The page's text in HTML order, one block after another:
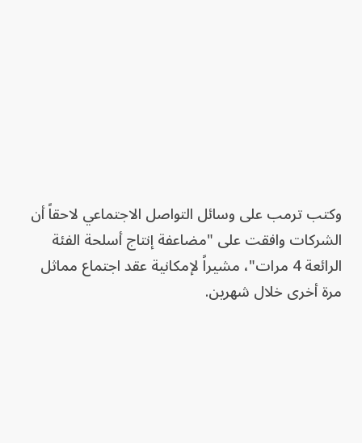
وكتب ترمب على وسائل التواصل الاجتماعي لاحقاً أن
الشركات وافقت على "مضاعفة إنتاج أسلحة الفئة
الرائعة 4 مرات"، مشيراً لإمكانية عقد اجتماع مماثل
مرة أخرى خلال شهرين.